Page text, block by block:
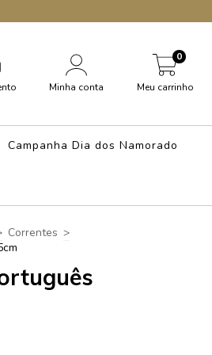
Minha conta Meu carrinho
0
Campanha Dia dos Namorado
Correntes >